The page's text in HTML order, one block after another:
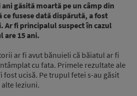
găsită moartă pe un câmp din
ce fusese dată dispărută, a fost
Ar fi principalul suspect în cazul
are 15 ani.
ar fi avut bănuieli că băiatul ar fi
cu fata. Primele rezultate ale
fost ucisă. Pe trupul fetei s-au găsit
leziuni.